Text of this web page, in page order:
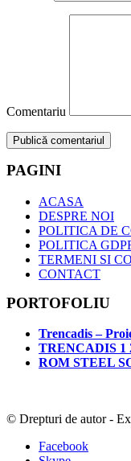
Comentariu
PAGINI
ACASA
DESPRE NOI
POLITICA DE
POLITICA
TERMENI SI
CONTACT
PORTOFOLIU
Trencadis –
TRENCADIS 1
ROM STEEL
© Drepturi de autor -
Facebook